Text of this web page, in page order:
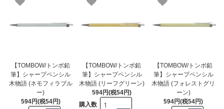
【TOMBOW/トンボ鉛
筆】シャープペンシル
木物語 (ネモフィラブル
ー)
594円(税54円)
【TOMBOW/トンボ鉛
筆】シャープペンシル
木物語 (リーフグリーン)
594円(税54円)
購入数
【TOMBOW/トンボ鉛
筆】シャープペンシル
木物語 (フォレストグリ
ーン)
594円(税54円)